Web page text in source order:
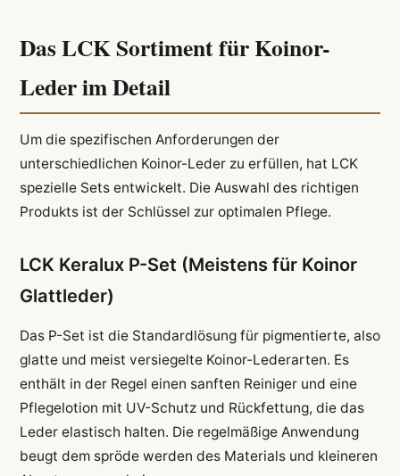
Das LCK Sortiment für Koinor-
Leder im Detail
Um die spezifischen Anforderungen der
unterschiedlichen Koinor-Leder zu erfüllen, hat LCK
spezielle Sets entwickelt. Die Auswahl des richtigen
Produkts ist der Schlüssel zur optimalen Pflege.
LCK Keralux P-Set (Meistens für Koinor
Glattleder)
Das P-Set ist die Standardlösung für pigmentierte, also
glatte und meist versiegelte Koinor-Lederarten. Es
enthält in der Regel einen sanften Reiniger und eine
Pflegelotion mit UV-Schutz und Rückfettung, die das
Leder elastisch halten. Die regelmäßige Anwendung
beugt dem spröde werden des Materials und kleineren